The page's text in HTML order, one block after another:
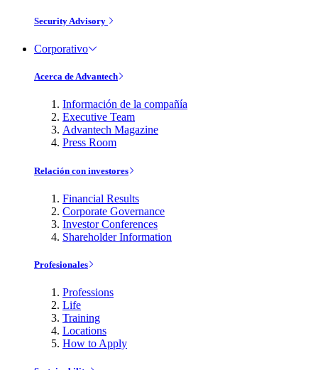
Security Advisory
Corporativo
Acerca de Advantech
Información de la compañía
Executive Team
Advantech Magazine
Press Room
Relación con investores
Financial Results
Corporate Governance
Investor Conferences
Shareholder Information
Profesionales
Professions
Life
Training
Locations
How to Apply